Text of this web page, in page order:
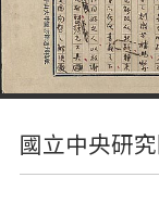
國立中央研